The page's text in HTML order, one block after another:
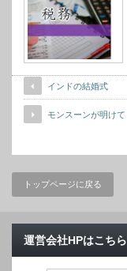
インドの結婚式
モンスーンが明けて
トップページに戻る
運営会社HPはこちら